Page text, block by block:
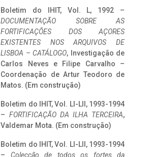
Boletim do IHIT, Vol. L, 1992 –
DOCUMENTAÇÃO SOBRE AS
FORTIFICAÇÕES DOS AÇORES
EXISTENTES NOS ARQUIVOS DE
LISBOA – CATÁLOGO, Investigação de
Carlos Neves e Filipe Carvalho –
Coordenação de Artur Teodoro de
Matos. (Em construção)
Boletim do IHIT, Vol. LI-LII, 1993-1994
– FORTIFICAÇÃO DA ILHA TERCEIRA,
Valdemar Mota. (Em construção)
Boletim do IHIT, Vol. LI-LII, 1993-1994
– Colecção de todos os fortes da